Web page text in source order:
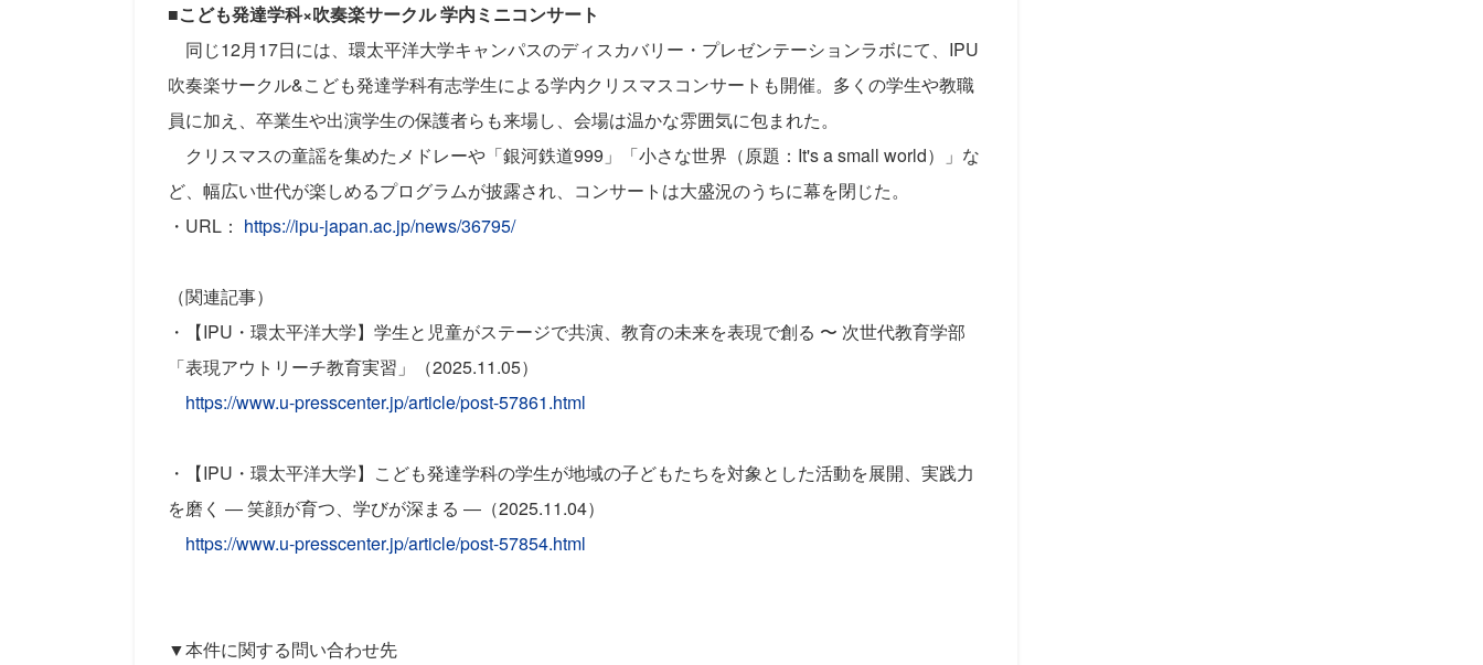
■こども発達学科×吹奏楽サークル学内ミニコンサート
同じ12月17日には、 環太平洋大学キャンパスのディスカバリー・プレゼンテーションラボにて、IPU
吹奏楽サークル&こども発達学科有志学生による学内クリスマスコンサートも開催。多くの学生や教職
員に加え、卒業生や出演学生の保護者らも来場し、会場は温かな雰囲気に包まれた。
クリスマスの童謡を集めたメドレーや「銀河鉄道999」「小さな世界（原題：It's a small world）」な
ど、幅広い世代が楽しめるプログラムが披露され、コンサートは大盛況のうちに幕を閉じた。
・URL ： https://ipu-japan.ac.jp/news/36795/
（関連記事）
・【IPU・環太平洋大学】学生と児童がステージで共演、教育の未来を表現で創る 〜 次世代教育学部
「表現アウトリーチ教育実習」（2025.11.05）
https://www.u-presscenter.jp/article/post-57861.html
・【IPU・環太平洋大学】こども発達学科の学生が地域の子どもたちを対象とした活動を展開、実践力
を磨く ― 笑顔が育つ、学びが深まる ―（2025.11.04）
https://www.u-presscenter.jp/article/post-57854.html
▼本件に関する問い合わせ先